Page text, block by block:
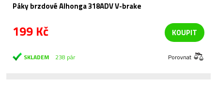
Páky brzdové Alhonga 318ADV V-brake
199 Kč KOUPIT
SKLADEM 238 pár Porovnat